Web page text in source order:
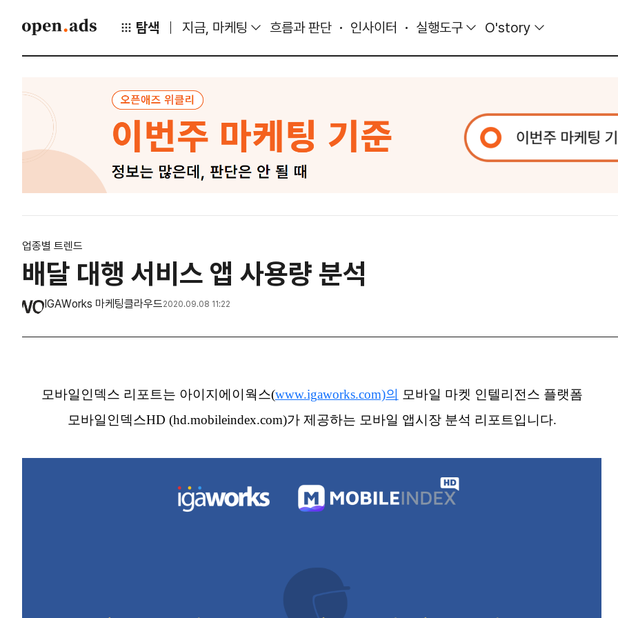
탐색 지금, 마케팅 흐름과 판단 인사이터 실행도구 O'story
업종별 트렌드
배달 대행 서비스 앱 사용량 분석
IGAWorks 마케팅클라우드2020.09.08 11:22
모바일인덱스 리포트는 아이지에이웍스(www.igaworks.com)의 모바일 마켓 인텔리전스 플랫폼
모바일인덱스HD (hd.mobileindex.com)가 제공하는 모바일 앱시장 분석 리포트입니다.